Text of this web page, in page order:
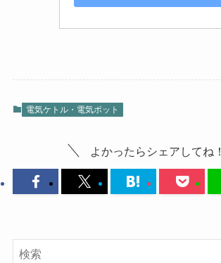
電気ケトル・電気ポット
よかったらシェアしてね！